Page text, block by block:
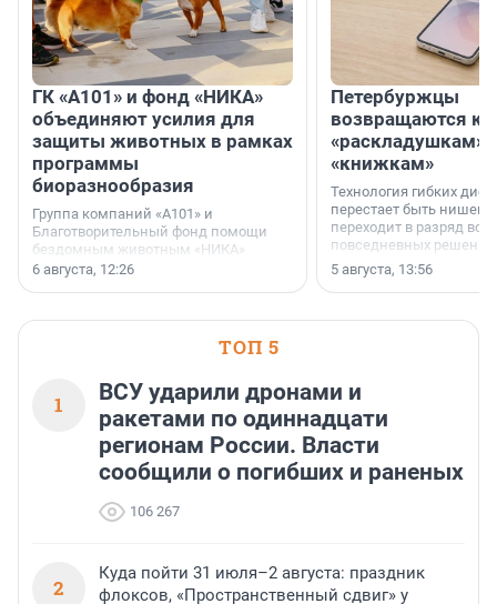
ГК «А101» и фонд «НИКА»
объединяют усилия для
защиты животных в рамках
программы
биоразнообразия
Группа компаний «А101» и
Благотворительный фонд помощи
бездомным животным «НИКА»
заключили соглашение о
6 августа, 12:26
Петербуржцы
возвращаются к
«раскладушкам»
«книжкам»
Технология гибких
перестает быть
переходит в разряд
повседневных
5 августа, 13:56
ТОП 5
1
ВСУ ударили дронами и
ракетами по одиннадцати
регионам России. Власти
сообщили о погибших и раненых
106 267
2
Куда пойти 31 июля–2 августа: праздник
флоксов, «Пространственный сдвиг» у